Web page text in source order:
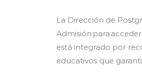
La Dirección de
Admisión para
está integrado por
educativos que